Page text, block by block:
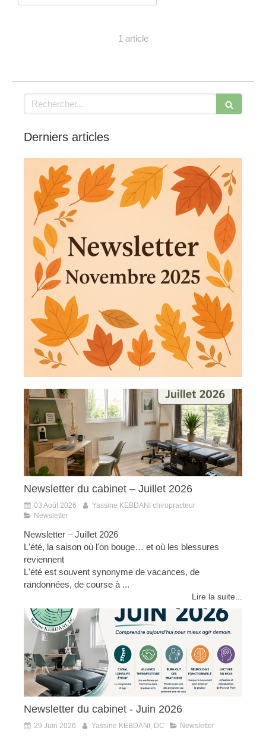
1 article
Rechercher
Derniers articles
Newsletter du cabinet – Juillet 2026
03 Août 2026
Yassine KEBDANI chiropracteur
Newsletter
Newsletter – Juillet 2026
L'été, la saison où l'on bouge… et où les blessures
reviennent
L'été est souvent synonyme de vacances, de
randonnées, de course à ...
Lire la suite...
Newsletter du cabinet - Juin 2026
29 Juin 2026 Yassine KEBDANI, DC Newsletter